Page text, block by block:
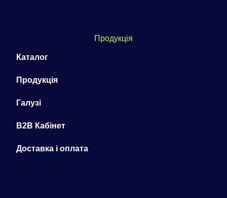
Продукція
Каталог
Продукція
Галузі
B2B Кабінет
Доставка і оплата